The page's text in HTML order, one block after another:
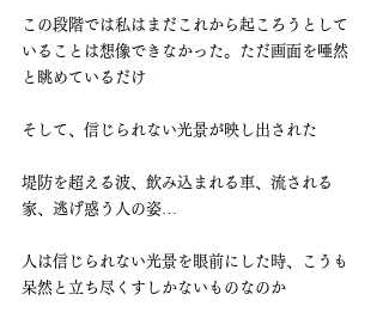
この段階では私はまだこれから起ころうとして
いることは想像できなかった。ただ画面を唖然
と眺めているだけ
そして、信じられない光景が映し出された
堤防を超える波、飲み込まれる車、流される
家、逃げ惑う人の姿…
人は信じられない光景を眼前にした時、こうも
呆然と立ち尽くすしかないものなのか